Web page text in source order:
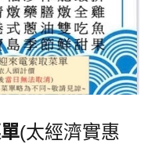
(太經濟實惠